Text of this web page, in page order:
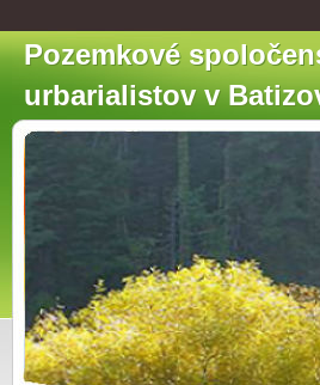
Pozemkové
urbarialistov v